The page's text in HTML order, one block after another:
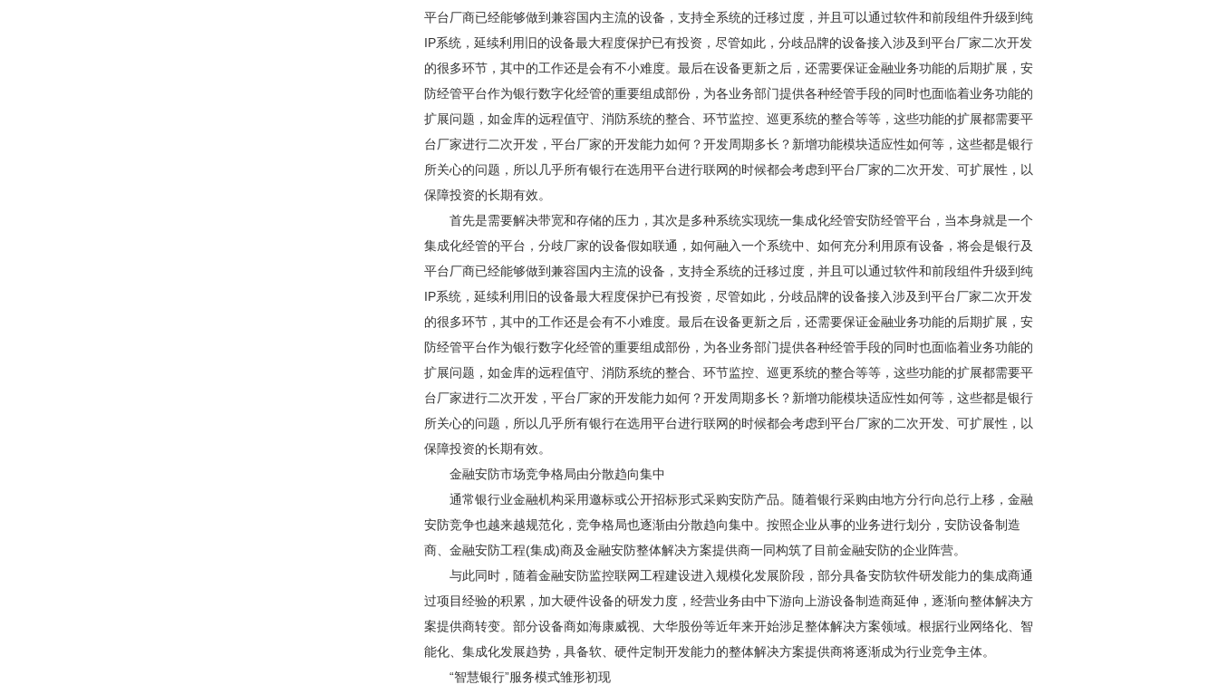
平台厂商已经能够做到兼容国内主流的设备，支持全系统的迁移过度，并且可以通过软件和前段组件升级到纯
IP系统，延续利用旧的设备最大程度保护已有投资，尽管如此，分歧品牌的设备接入涉及到平台厂家二次开发
的很多环节，其中的工作还是会有不小难度。最后在设备更新之后，还需要保证金融业务功能的后期扩展， 安
防经管平台作为银行数字化经管的重要组成部份，为各业务部门提供各种经管手段的同时也面临着业务功能的
扩展问题，如金库的远程值守、消防系统的整合、环节监控、巡更系统的整合等等，这些功能的扩展都需要平
台厂家进行二次开发，平台厂家的开发能力如何？开发周期多长？新增功能模块适应性如何等，这些都是银行
所关心的问题，所以几乎所有银行在选用平台进行联网的时候都会考虑到平台厂家的二次开发、可扩展性，以
保障投资的长期有效。
首先是需要解决带宽和存储的压力，其次是多种系统实现统一集成化经管安防经管平台，当本身就是一个
集成化经管的平台，分歧厂家的设备假如联通，如何融入一个系统中、如何充分利用原有设备，将会是银行及
平台厂商已经能够做到兼容国内主流的设备，支持全系统的迁移过度，并且可以通过软件和前段组件升级到纯
IP系统，延续利用旧的设备最大程度保护已有投资，尽管如此，分歧品牌的设备接入涉及到平台厂家二次开发
的很多环节，其中的工作还是会有不小难度。最后在设备更新之后，还需要保证金融业务功能的后期扩展， 安
防经管平台作为银行数字化经管的重要组成部份，为各业务部门提供各种经管手段的同时也面临着业务功能的
扩展问题，如金库的远程值守、消防系统的整合、环节监控、巡更系统的整合等等，这些功能的扩展都需要平
台厂家进行二次开发，平台厂家的开发能力如何？开发周期多长？新增功能模块适应性如何等，这些都是银行
所关心的问题，所以几乎所有银行在选用平台进行联网的时候都会考虑到平台厂家的二次开发、可扩展性，以
保障投资的长期有效。
金融安防市场竞争格局由分散趋向集中
通常银行业金融机构采用邀标或公开招标形式采购安防产品。随着银行采购由地方分行向总行上移，金融
安防竞争也越来越规范化，竞争格局也逐渐由分散趋向集中。按照企业从事的业务进行划分， 安防设备制造
商、金融安防工程(集成)商及金融安防整体解决方案提供商一同构筑了目前金融安防的企业阵营。
与此同时，随着金融安防监控联网工程建设进入规模化发展阶段，部分具备安防软件研发能力的集成商通
过项目经验的积累，加大硬件设备的研发力度，经营业务由中下游向上游设备制造商延伸，逐渐向整体解决方
案提供商转变。部分设备商如海康威视、大华股份等近年来开始涉足整体解决方案领域。根据行业网络化、智
能化、集成化发展趋势，具备软、硬件定制开发能力的整体解决方案提供商将逐渐成为行业竞争主体。
“智慧银行”服务模式雏形初现